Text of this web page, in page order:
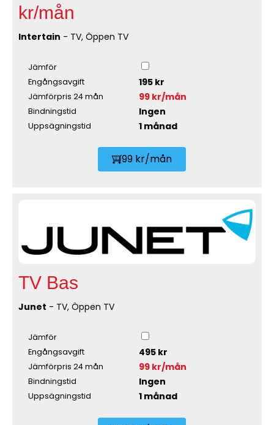
kr/mån
Intertain - TV, Öppen TV
Jämför
Engångsavgift
195 kr
Jämförpris 24 mån 99 kr/mån
Bindningstid Ingen
Uppsägningstid 1 månad
99 kr/mån
TV Bas
Junet - TV, Öppen TV
Jämför
Engångsavgift
495 kr
Jämförpris 24 mån 99 kr/mån
Bindningstid Ingen
Uppsägningstid 1 månad